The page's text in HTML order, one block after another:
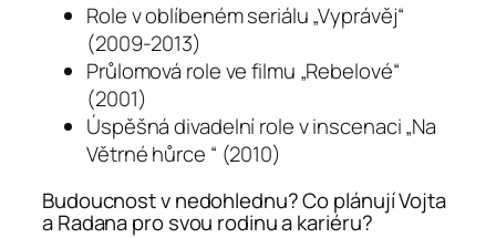
Role v oblíbeném seriálu „Vyprávěj“
(2009-2013)
Průlomová role ve filmu „Rebelové“
(2001)
Úspěšná divadelní role v inscenaci „Na
Větrné hůrce “ (2010)
Budoucnost v nedohlednu? Co plánují Vojta
a Radana pro svou rodinu a kariéru?